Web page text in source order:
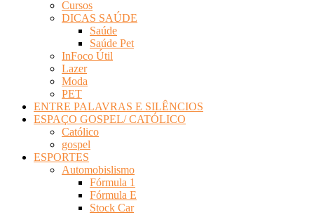
Cursos
DICAS SAÚDE
Saúde
Saúde Pet
InFoco Útil
Lazer
Moda
PET
ENTRE PALAVRAS E SILÊNCIOS
ESPAÇO GOSPEL/ CATÓLICO
Católico
gospel
ESPORTES
Automobislismo
Fórmula 1
Fórmula E
Stock Car